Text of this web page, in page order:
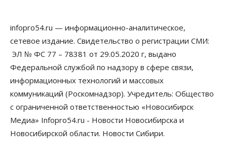
Бизнес Власть Недвижимость
Новосибирское правительство требует 226 млн со
строителя экстрим-центра
05 Августа 2026, 11:30
Общество
Премьер-министру Мишустину показали проект
нового аэропорта Горно-Алтайска
05 Августа 2026, 11:00
Общество
Новосибирские аграрии
infopro54.ru — информационно-аналитическое,
сетевое издание. Свидетельство о регистрации СМИ:
ЭЛ № ФС 77 – 78381 от 29.05.2020 г, выдано
Федеральной службой по надзору в сфере связи,
информационных технологий и массовых
коммуникаций (Роскомнадзор). Учредитель: Общество
с ограниченной ответственностью «Новосибирск
Медиа» Infopro54.ru - Новости Новосибирска и
Новосибирской области. Новости Сибири.